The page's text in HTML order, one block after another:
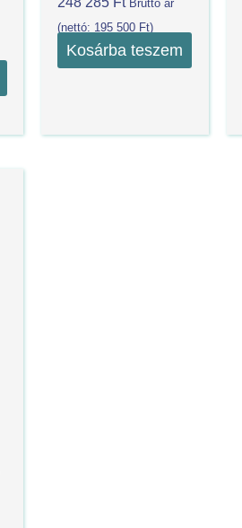
Bruttó ár
(nettó: 195 500 Ft)
Kosárba teszem